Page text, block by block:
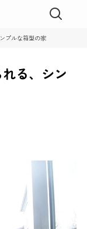
プルな箱型の家
る、シン